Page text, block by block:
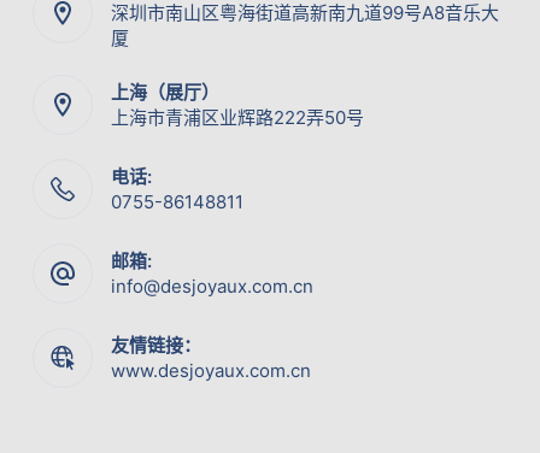
深圳市南山区粤海街道高新南九道99号A8音乐大
厦
上海（展厅）
上海市青浦区业辉路222弄50号
电话:
0755-86148811
邮箱:
info@desjoyaux.com.cn
友情链接：
www.desjoyaux.com.cn